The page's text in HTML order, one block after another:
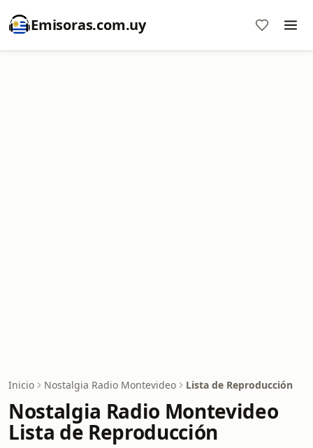
Emisoras.com.uy
Inicio Nostalgia Radio Montevideo Lista de Reproducción
Nostalgia Radio Montevideo
Lista de Reproducción